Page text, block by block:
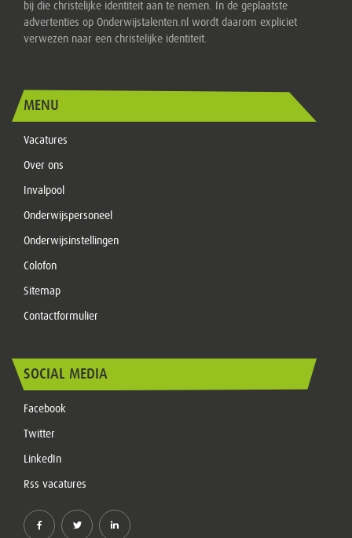
bij die christelijke identiteit aan te nemen. In de geplaatste
advertenties op Onderwijstalenten.nl wordt daarom expliciet
verwezen naar een christelijke identiteit.
MENU
Vacatures
Over ons
Invalpool
Onderwijspersoneel
Onderwijsinstellingen
Colofon
Sitemap
Contactformulier
SOCIAL MEDIA
Facebook
Twitter
LinkedIn
Rss vacatures